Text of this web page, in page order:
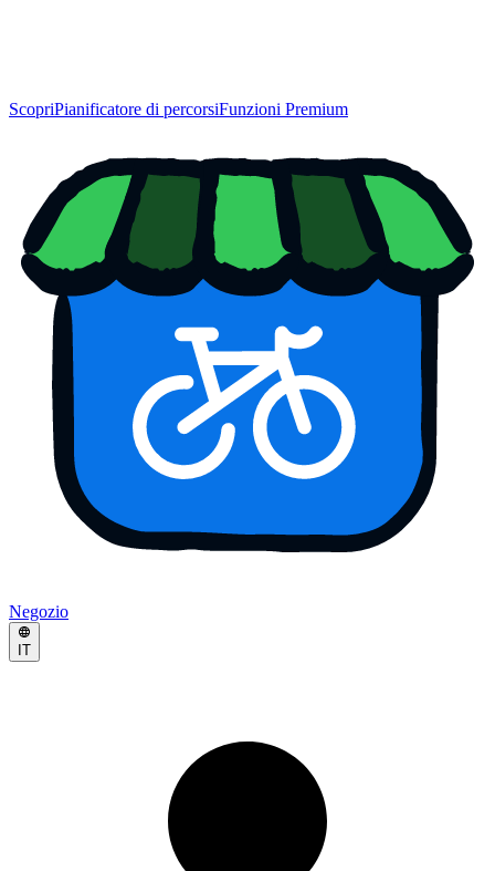
ScopriPianificatore di percorsiFunzioni Premium
Negozio
IT